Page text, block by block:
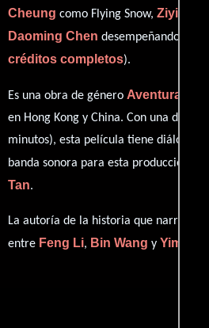
Cheung como Flying Snow, Ziyi
Daoming Chen desempeñando el
créditos completos).
Es una obra de género Aventura
en Hong Kong y China. Con una
minutos), esta película tiene diálogos
banda sonora para esta producción ha
Tan.
La autoría de la historia que narra
entre Feng Li, Bin Wang y Yimou